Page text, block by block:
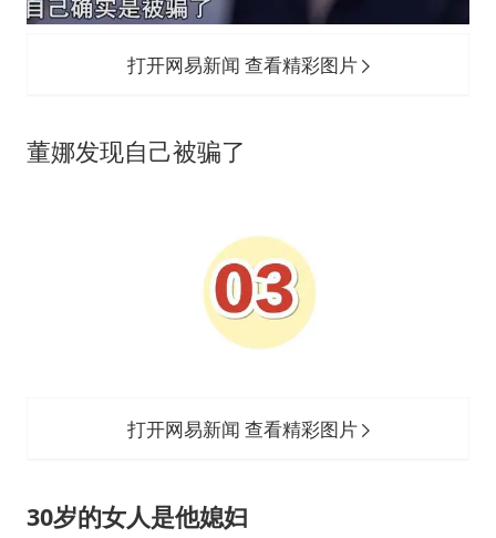
打开网易新闻 查看精彩图片
董娜发现自己被骗了
打开网易新闻 查看精彩图片
30岁的女人是他媳妇